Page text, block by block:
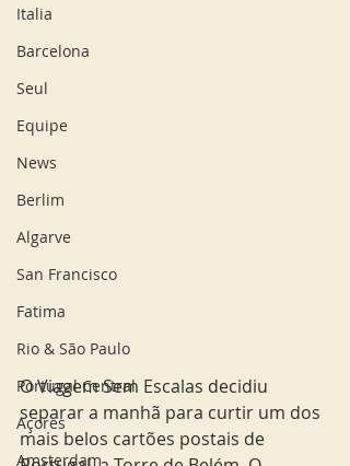
Italia
Barcelona
Seul
Equipe
News
Berlim
Algarve
San Francisco
Fatima
Rio & São Paulo
Portugal Central
Açores
Amsterdam
O Viagem Sem Escalas decidiu
separar a manhã para curtir um dos
mais belos cartões postais de